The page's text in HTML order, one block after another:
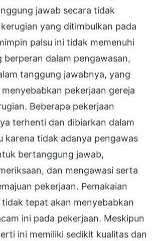
jawab secara tidak
yang ditimbulkan pada
palsu ini tidak memenuhi
berperan dalam pengawasan,
tanggung jawabnya, yang
pekerjaan gereja
Beberapa pekerjaan
terhenti dan dibiarkan dalam
karena tidak adanya pengawas
bertanggung jawab,
dan mengawasi serta
pekerjaan. Pemakaian
tepat akan menyebabkan
ini pada pekerjaan. Meskipun
ini memiliki sedikit kualitas dan